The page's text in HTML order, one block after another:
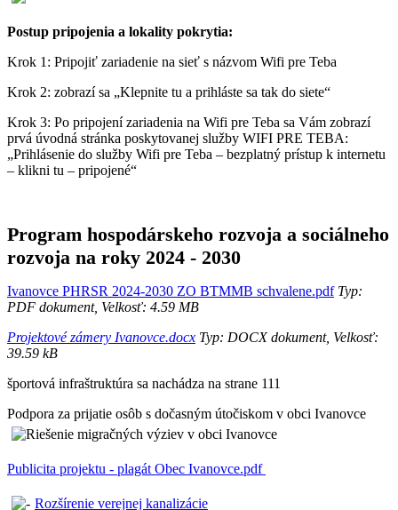
Postup pripojenia a lokality pokrytia:
Krok 1: Pripojiť zariadenie na sieť s názvom Wifi pre Teba
Krok 2: zobrazí sa „Klepnite tu a prihláste sa tak do siete“
Krok 3: Po pripojení zariadenia na Wifi pre Teba sa Vám zobrazí
prvá úvodná stránka poskytovanej služby WIFI PRE TEBA:
„Prihlásenie do služby Wifi pre Teba – bezplatný prístup k internetu
– klikni tu – pripojené“
Program hospodárskeho rozvoja a sociálneho
rozvoja na roky 2024 - 2030
Ivanovce PHRSR 2024-2030 ZO BTMMB schvalene.pdfTyp:
PDF dokument, Velkosť: 4.59 MB
Projektové zámery Ivanovce.docx Typ: DOCX dokument, Velkosť:
39.59 kB
športová infraštruktúra sa nachádza na strane 111
Podpora za prijatie osôb s dočasným útočiskom v obci Ivanovce
Publicita projektu - plagát Obec Ivanovce.pdf
Rozšírenie verejnej kanalizácie